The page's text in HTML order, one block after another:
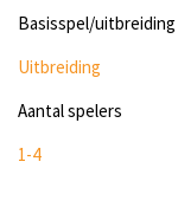
Basisspel/uitbreiding
Uitbreiding
Aantal spelers
1-4